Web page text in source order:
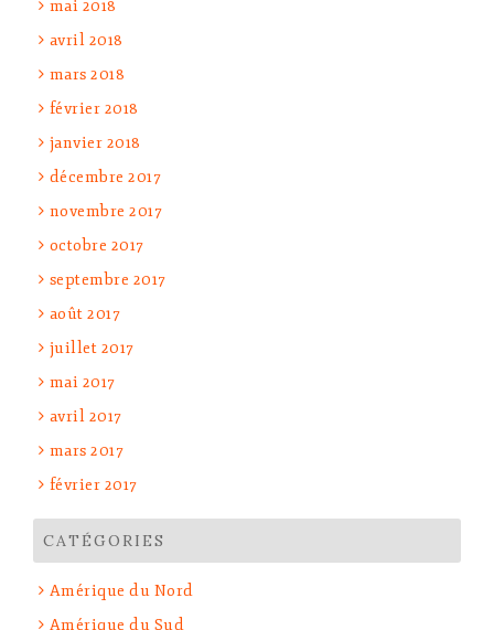
mai 2018
avril 2018
mars 2018
février 2018
janvier 2018
décembre 2017
novembre 2017
octobre 2017
septembre 2017
août 2017
juillet 2017
mai 2017
avril 2017
mars 2017
février 2017
CATÉGORIES
Amérique du Nord
Amérique du Sud